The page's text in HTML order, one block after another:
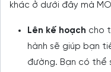
khác ở dưới đây mà
Lên kế hoạch cho
hành sẽ giúp bạn
đường. Bạn có thể